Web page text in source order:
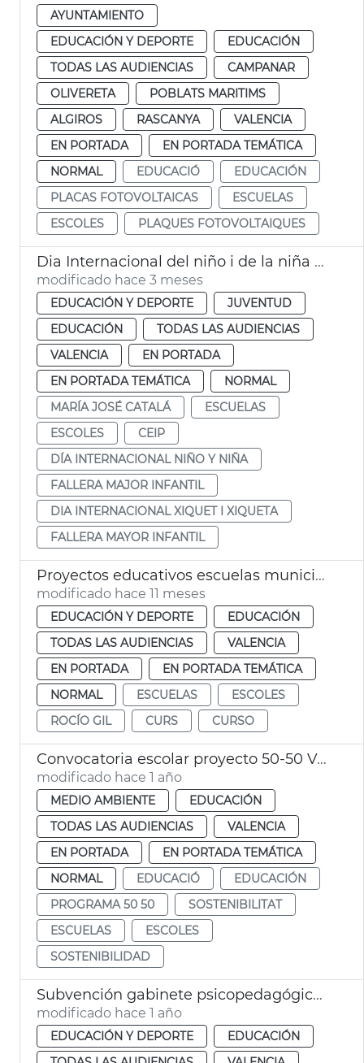
AYUNTAMIENTO
EDUCACIÓN Y DEPORTE
EDUCACIÓN
TODAS LAS AUDIENCIAS
CAMPANAR
OLIVERETA
POBLATS MARITIMS
ALGIROS
RASCANYA
VALENCIA
EN PORTADA
EN PORTADA TEMÁTICA
NORMAL
EDUCACIÓ
EDUCACIÓN
PLACAS FOTOVOLTAICAS
ESCUELAS
ESCOLES
PLAQUES FOTOVOLTAIQUES
Dia Internacional del niño i de la niña València
modificado hace 3 meses
EDUCACIÓN Y DEPORTE
JUVENTUD
EDUCACIÓN
TODAS LAS AUDIENCIAS
VALENCIA
EN PORTADA
EN PORTADA TEMÁTICA
NORMAL
MARÍA JOSÉ CATALÁ
ESCUELAS
ESCOLES
CEIP
DÍA INTERNACIONAL NIÑO Y NIÑA
FALLERA MAJOR INFANTIL
DIA INTERNACIONAL XIQUET I XIQUETA
FALLERA MAYOR INFANTIL
Proyectos educativos escuelas municipales València 2025-2026
modificado hace 11 meses
EDUCACIÓN Y DEPORTE
EDUCACIÓN
TODAS LAS AUDIENCIAS
VALENCIA
EN PORTADA
EN PORTADA TEMÁTICA
NORMAL
ESCUELAS
ESCOLES
ROCÍO GIL
CURS CURSO
Convocatoria escolar proyecto 50-50 València
modificado hace 1 año
MEDIO AMBIENTE
EDUCACIÓN
TODAS LAS AUDIENCIAS
VALENCIA
EN PORTADA
EN PORTADA TEMÁTICA
NORMAL
EDUCACIÓ
EDUCACIÓN
PROGRAMA 50 50
SOSTENIBILITAT
ESCUELAS
ESCOLES
SOSTENIBILIDAD
Subvención gabinete psicopedagógico escolar
modificado hace 1 año
EDUCACIÓN Y DEPORTE
EDUCACIÓN